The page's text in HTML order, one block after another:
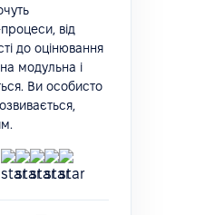
від
до оцінювання
модульна і
Ви особисто